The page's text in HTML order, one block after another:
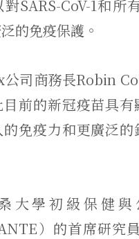
SARS-CoV-1和所
的免疫保護。
公司商務長Robin
前的新冠疫苗具
免疫力和更廣泛
大學初級保健與
）的首席研究